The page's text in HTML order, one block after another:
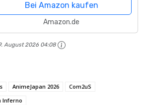
Bei Amazon kaufen
Amazon.de
August 2026 04:08
AnimeJapan 2026
Com2uS
Inferno